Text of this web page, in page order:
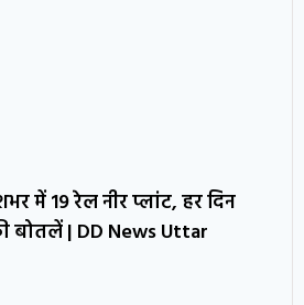
में 19 रेल नीर प्लांट, हर दिन
बोतलें | DD News Uttar